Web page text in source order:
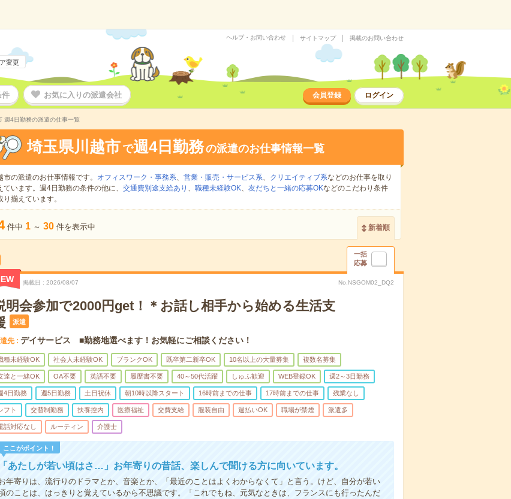
変更
ヘルプ・お問い合わせ サイトマップ 掲載のお問い合わせ
件 お気に入りの派遣会社 会員登録 ログイン
週4日勤務の派遣の仕事一覧
埼玉県川越市 で週4日勤務の派遣のお仕事情報一覧
市の派遣のお仕事情報です。 オフィスワーク・事務系、 営業・販売・サービス系、 クリエイティブ系などのお仕事を取り
ています。週4日勤務の条件の他に、 交通費別途支給あり 、 職種未経験OK、 友だちと一緒の応募OKなどのこだわり条件
り揃えています。
件中 1 ～ 30 件を表示中 新着順
一括
応募
掲載日 2026/08/07 No.NSGOM02_DQ2
明会参加で2000円get！＊お話し相手から始める生活支
派遣
先 デイサービス ■勤務地選べます！お気軽にご相談ください！
種未経験OK 社会人未経験OK ブランクOK 既卒第二新卒OK 10名以上の大量募集 複数名募集
達と一緒OK OA不要 英語不要 履歴書不要 40～50代活躍 しゅふ歓迎 WEB登録OK 週2～3日勤務
4日勤務 週5日勤務 土日祝休 朝10時以降スタート 16時前までの仕事 17時前までの仕事 残業なし
フト 交替制勤務 扶養控内 医療福祉 交費支給 服装自由 週払いOK 職場が禁煙 派遣多
話対応なし ルーティン 介護士
ここがポイント！
「あたしが若い頃はさ…」お年寄りの昔話、楽しんで聞ける方に向いています。
年寄りは、流行りのドラマとか、音楽とか、「最近のことはよくわからなくて」と言う。けど、自分が若い
のことは、はっきりと覚えているから不思議です。「これでもね、元気なときは、フランスにも行ったんだ